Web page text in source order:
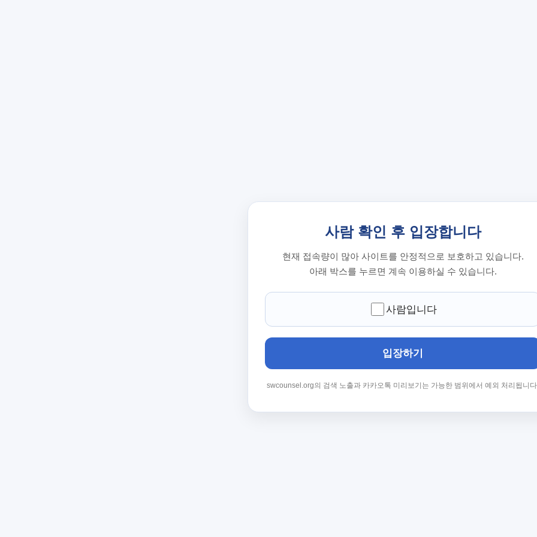
사람 확인 후 입장합니다
현재 접속량이 많아 사이트를 안정적으로 보호하고 있습니다.
아래 박스를 누르면 계속 이용하실 수 있습니다.
사람입니다
입장하기
swcounsel.org의 검색 노출과 카카오톡 미리보기는 가능한 범위에서 예외 처리됩니